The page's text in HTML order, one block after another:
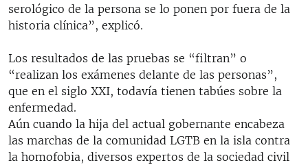
serológico de la persona se lo ponen por fuera de la
historia clínica”, explicó.
Los resultados de las pruebas se “filtran” o
“realizan los exámenes delante de las personas”,
que en el siglo XXI, todavía tienen tabúes sobre la
enfermedad.
Aún cuando la hija del actual gobernante encabeza
las marchas de la comunidad LGTB en la isla contra
la homofobia, diversos expertos de la sociedad civil